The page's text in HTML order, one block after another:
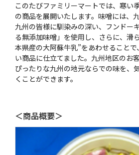
このたびファミリーマートでは、寒い
の商品を展開いたします。味噌には、
九州の皆様に馴染みの深い、フンドー
る無添加味噌」を使用し、さらに、滑
本県産の大阿蘇牛乳”をあわせること
い商品に仕立てました。九州地区のお
ぴったりな九州の地元ならでの味を、
くことができます。
＜商品概要＞